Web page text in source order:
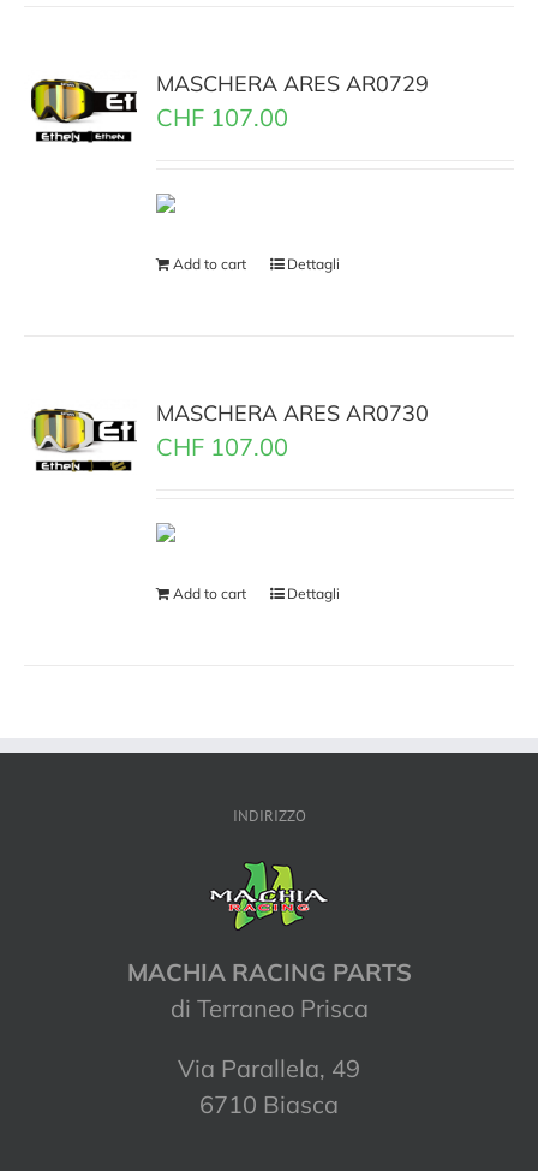
MASCHERA ARES AR0729
CHF 107.00
Add to cart Dettagli
MASCHERA ARES AR0730
CHF 107.00
Add to cart Dettagli
INDIRIZZO
MACHIA RACING PARTS
di Terraneo Prisca
Via Parallela, 49
6710 Biasca